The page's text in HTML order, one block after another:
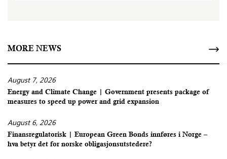
MORE NEWS
August 7, 2026
Energy and Climate Change | Government presents package of
measures to speed up power and grid expansion
August 6, 2026
Finansregulatorisk | European Green Bonds innføres i Norge –
hva betyr det for norske obligasjonsutstedere?